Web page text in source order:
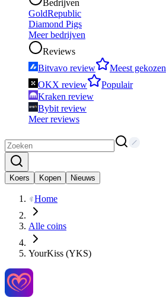
Bedrijven
GoldRepublic
Diamond Pigs
Meer bedrijven
Reviews
Bitvavo review
Meest gekozen
OKX review
Populair
Kraken review
Bybit review
Meer reviews
Koers Kopen Nieuws
Home
Alle coins
YourKiss (YKS)